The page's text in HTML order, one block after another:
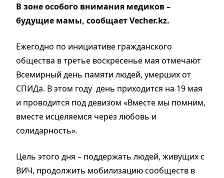
В зоне особого внимания медиков –
будущие мамы, сообщает Vecher.kz.
Ежегодно по инициативе гражданского
общества в третье воскресенье мая отмечают
Всемирный день памяти людей, умерших от
СПИДа. В этом году день приходится на 19 мая
и проводится под девизом «Вместе мы помним,
вместе исцеляемся через любовь и
солидарность».
Цель этого дня – поддержать людей, живущих с
ВИЧ, продолжить мобилизацию сообществ в